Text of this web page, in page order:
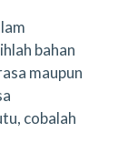
bahan
maupun
cobalah